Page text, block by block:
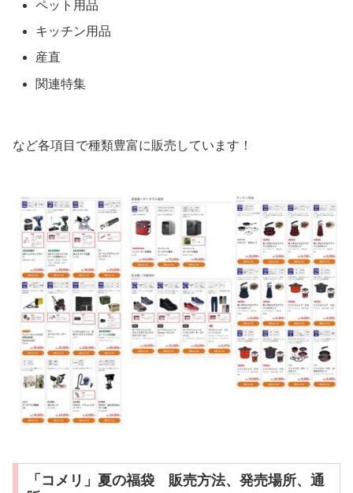
ペット用品
キッチン用品
産直
関連特集
など各項目で種類豊富に販売しています！
「コメリ」夏の福袋 販売方法、発売場所、通